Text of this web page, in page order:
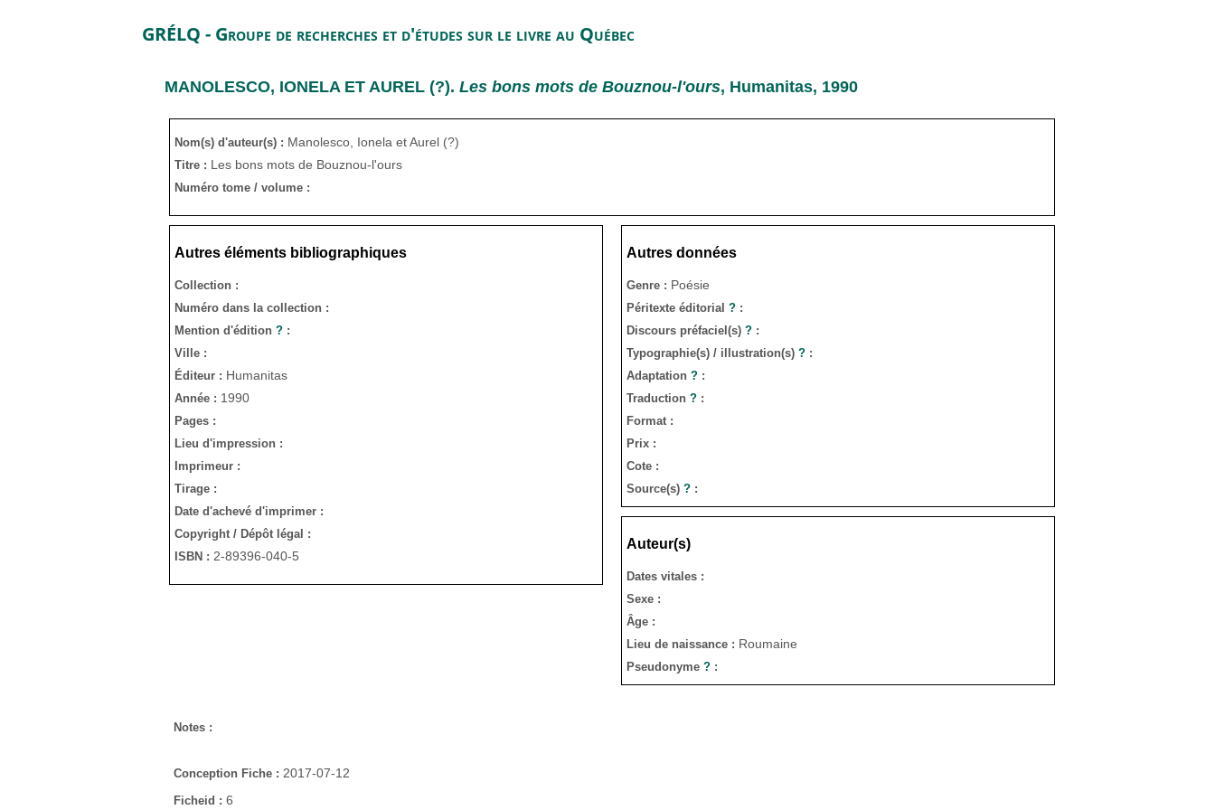
GRÉLQ - Groupe de recherches et d'études sur le livre au Québec
MANOLESCO, IONELA ET AUREL (?). Les bons mots de Bouznou-l'ours, Humanitas, 1990
Nom(s) d'auteur(s) : Manolesco, Ionela et Aurel (?)
Titre : Les bons mots de Bouznou-l'ours
Numéro tome / volume :
Autres éléments bibliographiques
Collection :
Numéro dans la collection :
Mention d'édition ? :
Ville :
Éditeur : Humanitas
Année : 1990
Pages :
Lieu d'impression :
Imprimeur :
Tirage :
Date d'achevé d'imprimer :
Copyright / Dépôt légal :
ISBN : 2-89396-040-5
Autres données
Genre : Poésie
Péritexte éditorial ?:
Discours préfaciel(s) ?:
Typographie(s) / illustration(s) ?:
Adaptation ?:
Traduction ?:
Format :
Prix :
Cote :
Source(s) ?:
Auteur(s)
Dates vitales :
Sexe :
Âge :
Lieu de naissance : Roumaine
Pseudonyme ?:
Notes :
Conception Fiche : 2017-07-12
Ficheid : 6